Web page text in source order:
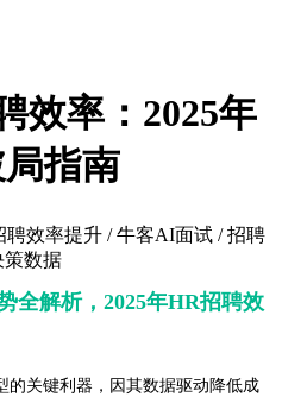
效率：2025年
指南
聘效率提升 / 牛客AI面试 / 招聘
策数据
全解析，2025年HR招聘效
的关键利器，因其数据驱动降低成